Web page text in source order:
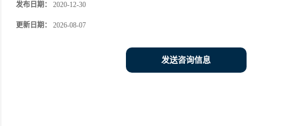
发布日期： 2020-12-30
更新日期： 2026-08-07
发送咨询信息